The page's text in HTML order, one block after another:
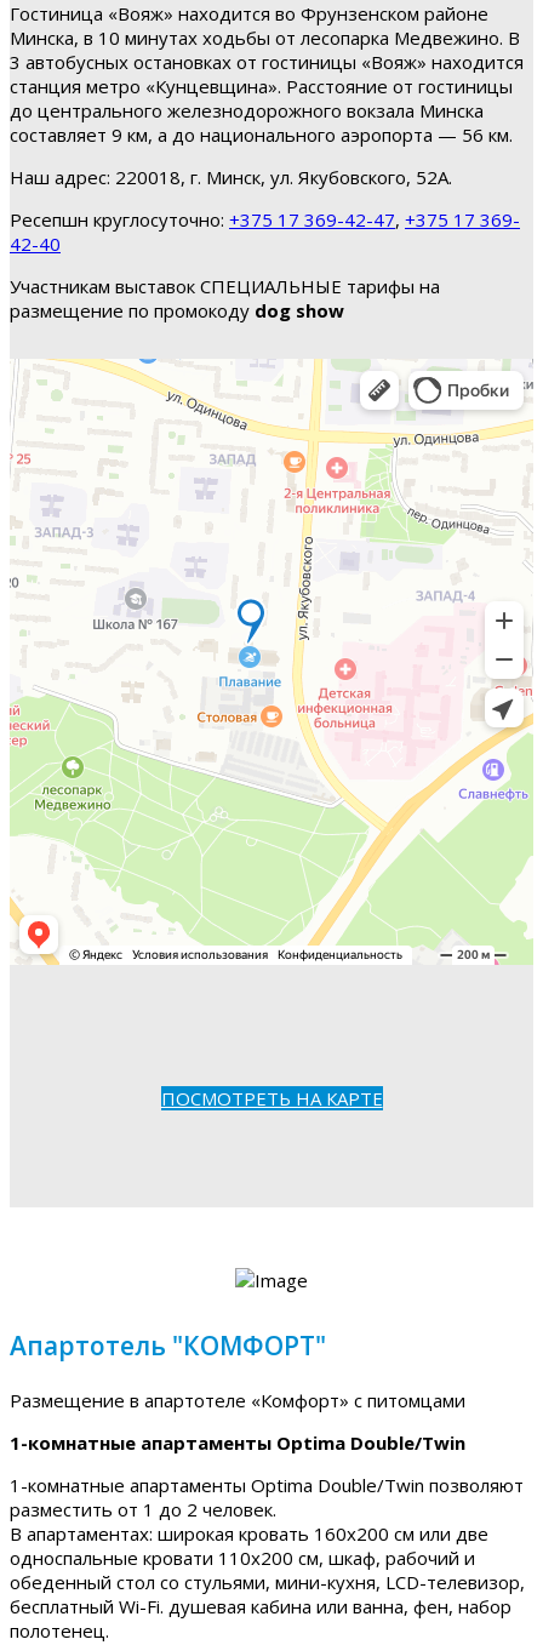
Гостиница «Вояж» находится во Фрунзенском районе
Минска, в 10 минутах ходьбы от лесопарка Медвежино. В
3 автобусных остановках от гостиницы «Вояж» находится
станция метро «Кунцевщина». Расстояние от гостиницы
до центрального железнодорожного вокзала Минска
составляет 9 км, а до национального аэропорта — 56 км.
Наш адрес: 220018, г. Минск, ул. Якубовского, 52А.
Ресепшн круглосуточно: +375 17 369-42-47, +375 17 369-
42-40
Участникам выставок СПЕЦИАЛЬНЫЕ тарифы на
размещение по промокоду dog show
ПОСМОТРЕТЬ НА КАРТЕ
Апартотель "КОМФОРТ"
Размещение в апартотеле «Комфорт» с питомцами
1-комнатные апартаменты Optima Double/Twin
1-комнатные апартаменты Optima Double/Twin позволяют
разместить от 1 до 2 человек.
В апартаментах: широкая кровать 160х200 см или две
односпальные кровати 110х200 см, шкаф, рабочий и
обеденный стол со стульями, мини-кухня, LCD-телевизор,
бесплатный Wi-Fi. душевая кабина или ванна, фен, набор
полотенец.